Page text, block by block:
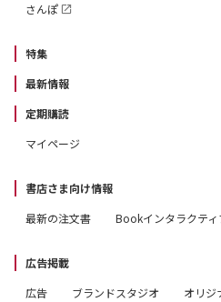
さんぽ
特集
最新情報
定期購読
マイページ
書店さま向け情報
最新の注文書
Bookインタラクティ
広告掲載
広告
ブランドスタジオ オリジ